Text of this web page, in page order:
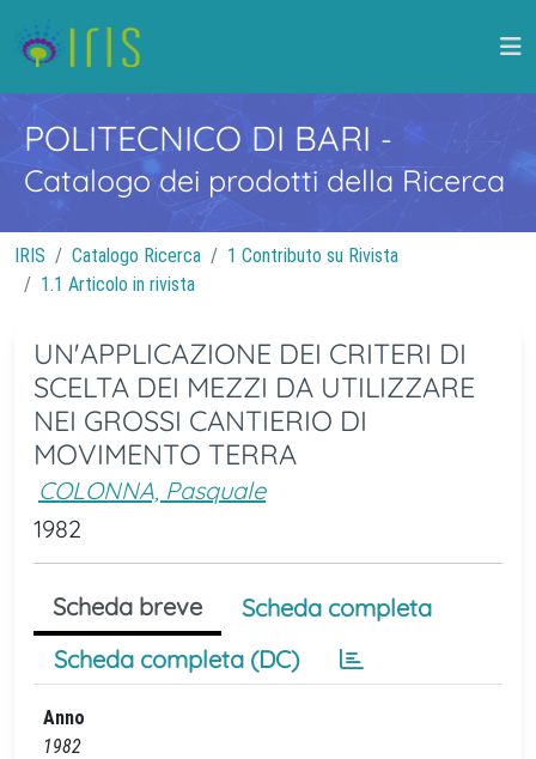
POLITECNICO DI BARI -
Catalogo dei prodotti della Ricerca
IRIS Catalogo Ricerca
1 Contributo su Rivista
1.1 Articolo in rivista
UN'APPLICAZIONE DEI CRITERI DI
SCELTA DEI MEZZI DA UTILIZZARE
NEI GROSSI CANTIERIO DI
MOVIMENTO TERRA
COLONNA, Pasquale
1982
Scheda breve
Scheda completa
Scheda completa (DC)
Anno
1982